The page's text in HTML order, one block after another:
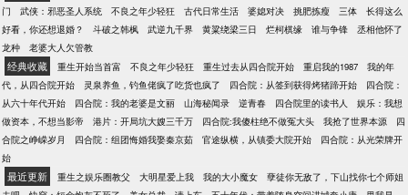
门
武侠：邪恶圣人系统 不良之年少轻狂 古代日常生活 婆媳对决 挑肥拣瘦 三体
长得这么
好看，你还想退婚？
斗破之韩枫 武逆九千界 黄粱绕梁三日 烂柯棋缘 谁与争锋
丞相他怀了
龙种
老婆大人欠管教
经典收藏 重生开始当首富 不良之年少轻狂 重生过去从四合院开始 重启我的1987
我的年
代，从四合院开始
灵泉养鱼，钓鱼佬疯了吃货也疯了 四合院：从签到获得烤猪蹄开始
四合院：
从六十年代开始
四合院：我的老婆是文丽 山海秘闻录 逆青春 四合院里的读书人
娱乐：我想
做资本，不想当影帝
港片：开局坑大嫂三千万 四合院:我傻柱绝不做冤大头 我抢了世界本源
四
合院之峥嵘岁月
四合院：组团悔婚我娶秦京茹 官途纵横，从镇委大院开始
四合院：从光荣牌开
始
最近更新 重生之娱乐圈教父 大明星爱上我 我的大小魔女
孽徒你无敌了，下山找你七个师姐